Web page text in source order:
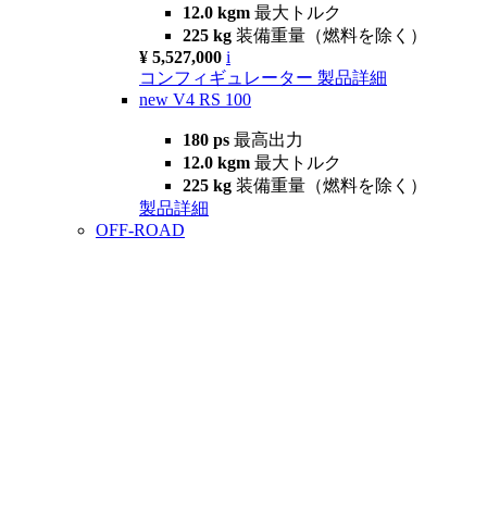
12.0 kgm 最大トルク
225 kg 装備重量（燃料を除く）
¥ 5,527,000 i
コンフィギュレーター 製品詳細
new V4 RS 100
180 ps 最高出力
12.0 kgm 最大トルク
225 kg 装備重量（燃料を除く）
製品詳細
OFF-ROAD